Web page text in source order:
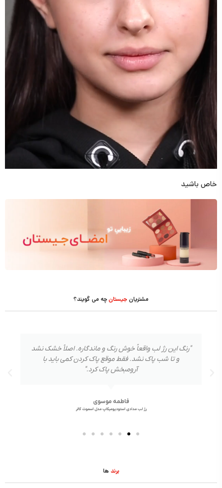
خاص باشید
مشتریان جیستانچه می گویند؟
"رنگ این رژ لب واقعاً خوش رنگ و ماندگاره. اصلاً خشک نشد
و تا شب پاک نشد. فقط موقع پاک کردن کمی باید با
آرومبخش پاک کرد."
فاطمه موسوی
رژ لب مدادی استودیومیکاپ مدل اسموث کالر
برند ها